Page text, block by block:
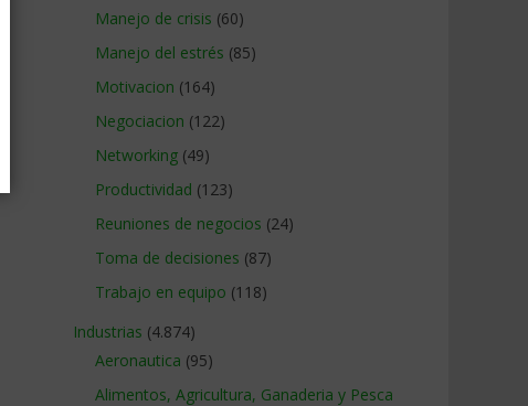
Manejo de crisis (60)
Manejo del estrés (85)
Motivacion (164)
Negociacion (122)
Networking (49)
Productividad (123)
Reuniones de negocios (24)
Toma de decisiones (87)
Trabajo en equipo (118)
Industrias (4.874)
Aeronautica (95)
Alimentos, Agricultura, Ganaderia y Pesca